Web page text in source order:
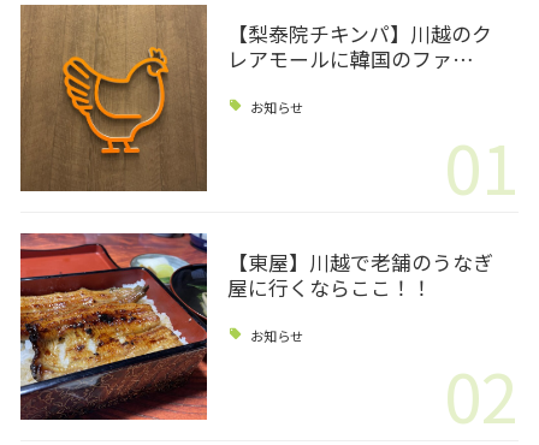
【梨泰院チキンパ】川越のク
レアモールに韓国のファ…
お知らせ
01
【東屋】川越で老舗のうなぎ
屋に行くならここ！！
お知らせ
02